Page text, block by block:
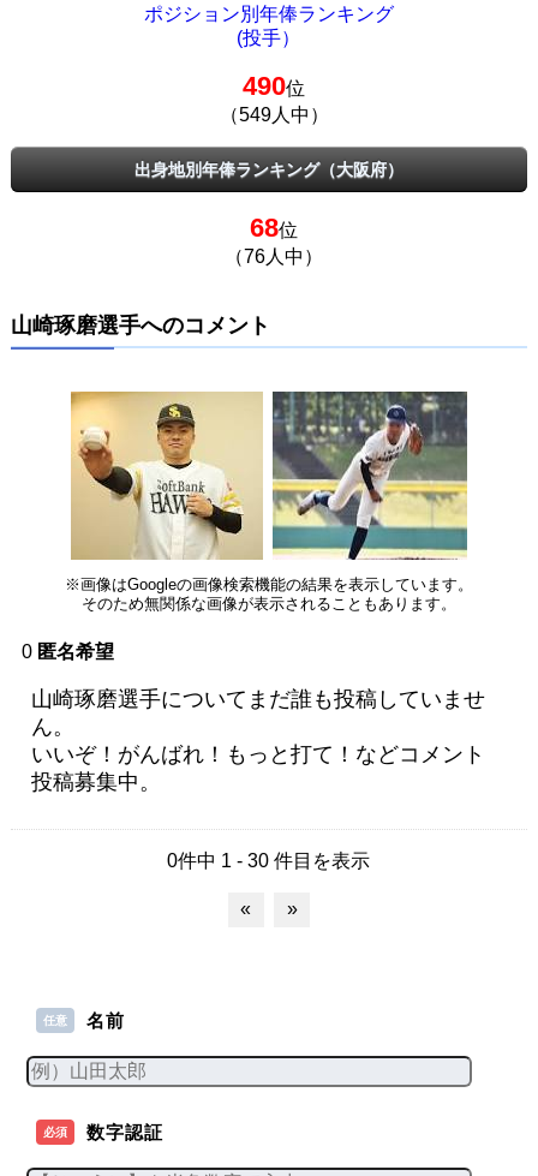
ポジション別年俸ランキング
(投手）
490位
（549人中）
出身地別年俸ランキング（大阪府）
68位
（76人中）
山崎琢磨選手へのコメント
※画像はGoogleの画像検索機能の結果を表示しています。
そのため無関係な画像が表示されることもあります。
0 匿名希望
山崎琢磨選手についてまだ誰も投稿していませ
ん。
いいぞ！がんばれ！もっと打て！などコメント
投稿募集中。
0件中 1 - 30 件目を表示
« »
任意 名前
必須 数字認証